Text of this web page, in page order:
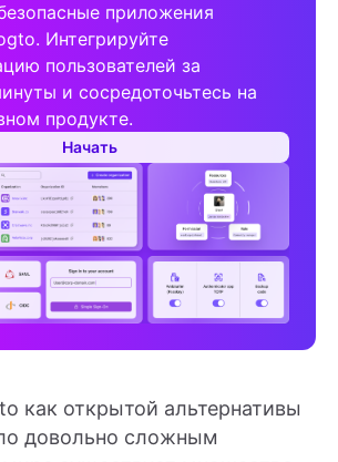
приложения
Интегрируйте
пользователей за
и сосредоточьтесь на
продукте.
Начать
как открытой альтернативы
довольно сложным